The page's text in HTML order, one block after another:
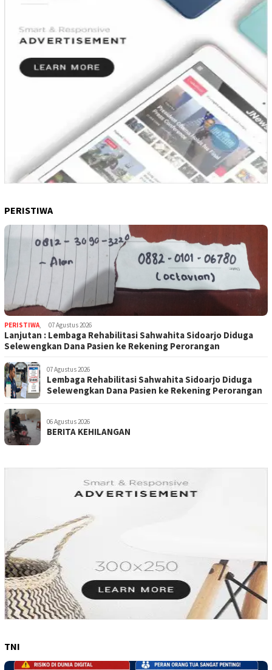
PERISTIWA
PERISTIWA, 07 Agustus 2026
Lanjutan : Lembaga Rehabilitasi Sahwahita Sidoarjo Diduga
Selewengkan Dana Pasien ke Rekening Perorangan
07 Agustus 2026
Lembaga Rehabilitasi Sahwahita Sidoarjo Diduga
Selewengkan Dana Pasien ke Rekening Perorangan
06 Agustus 2026
BERITA KEHILANGAN
TNI